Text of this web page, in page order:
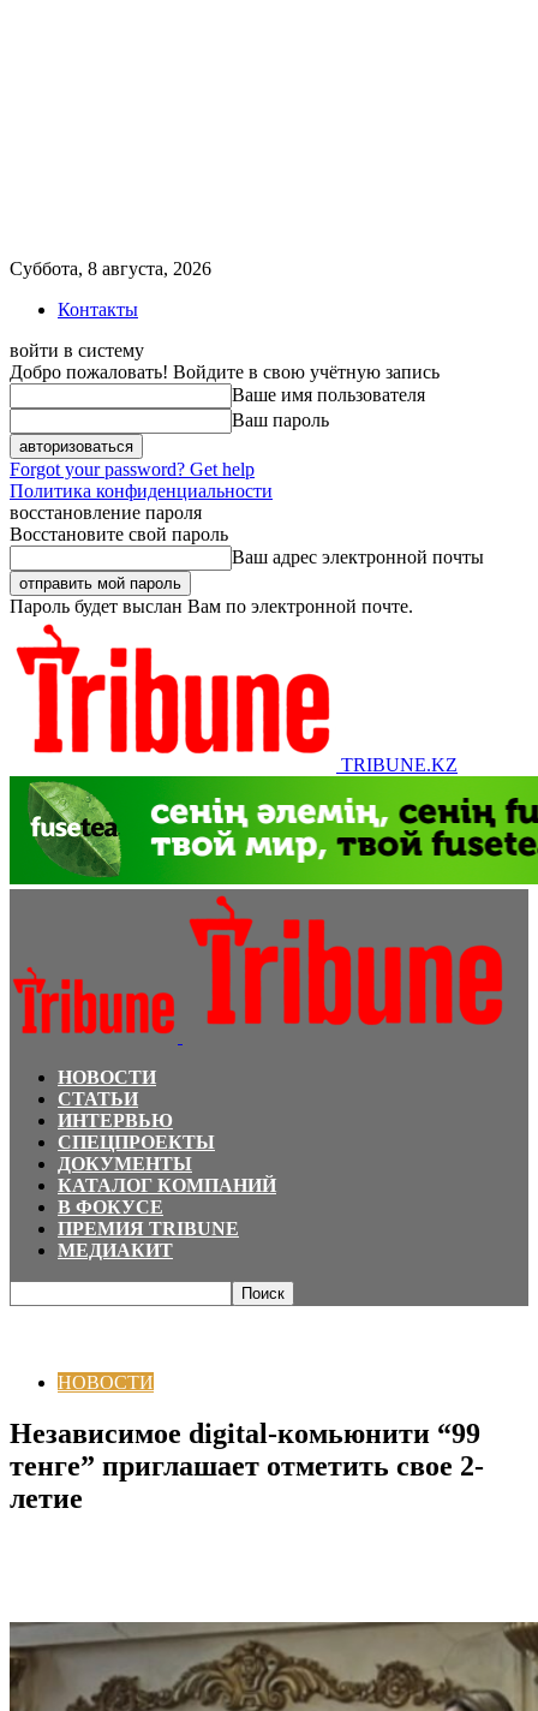
Суббота, 8 августа, 2026
Контакты
войти в систему
Добро пожаловать! Войдите в свою учётную запись
Ваше имя пользователя
Ваш пароль
Forgot your password? Get help
Политика конфиденциальности
восстановление пароля
Восстановите свой пароль
Ваш адрес электронной почты
Пароль будет выслан Вам по электронной почте.
TRIBUNE.KZ
НОВОСТИ
СТАТЬИ
ИНТЕРВЬЮ
СПЕЦПРОЕКТЫ
ДОКУМЕНТЫ
КАТАЛОГ КОМПАНИЙ
В ФОКУСЕ
ПРЕМИЯ TRIBUNE
МЕДИАКИТ
НОВОСТИ
Независимое digital-комьюнити “99
тенге” приглашает отметить свое 2-
летие